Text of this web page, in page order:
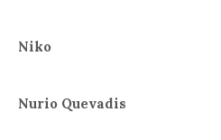
Niko
Nurio Quevadis